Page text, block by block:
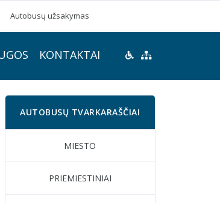
Autobusų užsakymas
KONTAKTAI
AUTOBUSŲ TVARKARAŠČIAI
MIESTO
PRIEMIESTINIAI